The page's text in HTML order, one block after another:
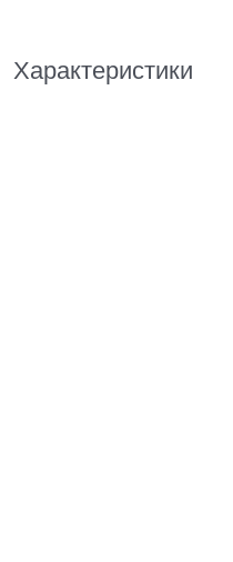
Характеристики